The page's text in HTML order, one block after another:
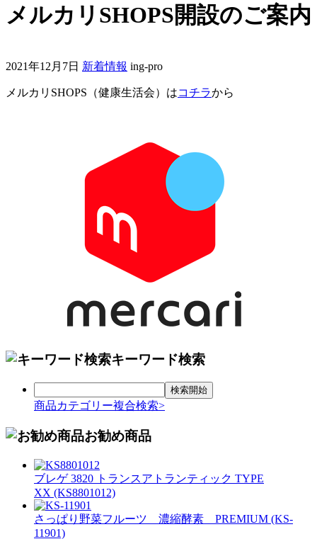
メルカリSHOPS開設のご案内
2021年12月7日 新着情報 ing-pro
メルカリSHOPS（健康生活会）はコチラから
キーワード検索
商品カテゴリー複合検索>
お勧め商品
ブレゲ 3820 トランスアトランティック TYPE
XX (KS8801012)
さっぱり野菜フルーツ 濃縮酵素 PREMIUM (KS-
11901)